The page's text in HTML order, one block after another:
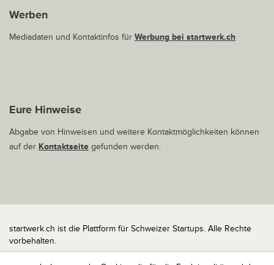
Werben
Mediadaten und Kontaktinfos für Werbung bei startwerk.ch
Eure Hinweise
Abgabe von Hinweisen und weitere Kontaktmöglichkeiten können
auf der Kontaktseite gefunden werden.
startwerk.ch ist die Plattform für Schweizer Startups. Alle Rechte
vorbehalten.